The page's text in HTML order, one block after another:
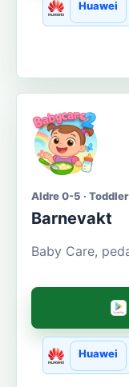
Huawei
Aldre 0-5 ·
Barnevakt
Baby Care,
Huawei